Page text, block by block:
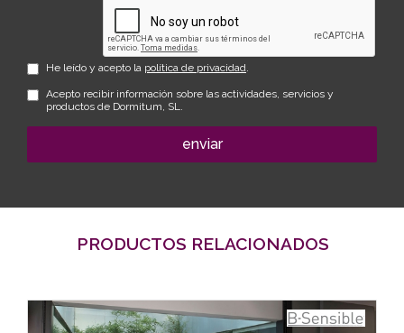
He leído y acepto la política de privacidad
Acepto recibir información sobre las actividades, servicios y
productos de Dormitum, SL.
enviar
PRODUCTOS RELACIONADOS